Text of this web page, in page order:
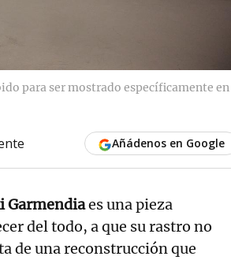
para ser mostrado específicamente en
Añádenos en Google
Garmendiaes una pieza
del todo, a que su rastro no
de una reconstrucción que